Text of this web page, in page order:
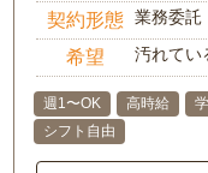
契約形態 業務委託
希望 汚れてい
週1〜OK 高時給
シフト自由